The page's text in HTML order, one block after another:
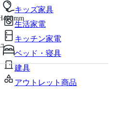
キッズ家具
生活家電
キッチン家電
ベッド・寝具
建具
アウトレット商品